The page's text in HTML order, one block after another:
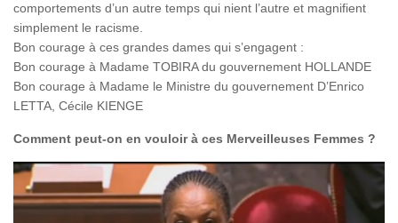
comportements d’un autre temps qui nient l’autre et magnifient
simplement le racisme.
Bon courage à ces grandes dames qui s’engagent :
Bon courage à Madame TOBIRA du gouvernement HOLLANDE
Bon courage à Madame le Ministre du gouvernement D’Enrico
LETTA, Cécile KIENGE
Comment peut-on en vouloir à ces Merveilleuses Femmes ?